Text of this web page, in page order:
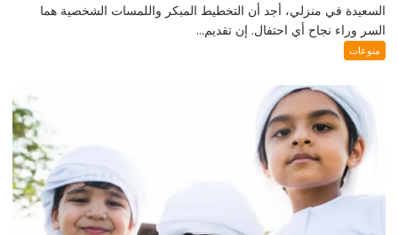
السعيدة في منزلي، أجد أن التخطيط المبكر واللمسات الشخصية هما
السر وراء نجاح أي احتفال. إن تقديم...
منوعات